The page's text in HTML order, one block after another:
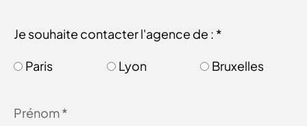
Je souhaite contacter l'agence de : *
Paris Lyon Bruxelles